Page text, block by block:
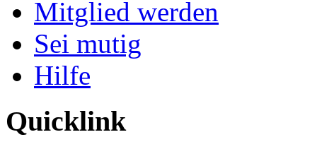
Mitglied werden
Sei mutig
Hilfe
Quicklink